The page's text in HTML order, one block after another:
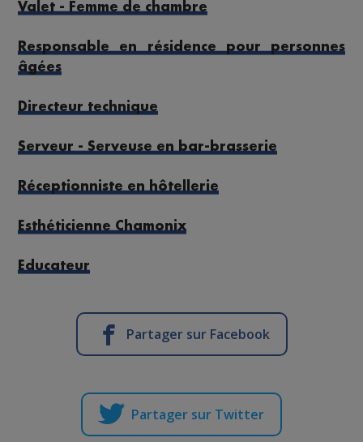
Valet - Femme de chambre
Responsable en résidence pour personnes
âgées
Directeur technique
Serveur - Serveuse en bar-brasserie
Réceptionniste en hôtellerie
Esthéticienne Chamonix
Educateur
Partager sur Facebook
Partager sur Twitter